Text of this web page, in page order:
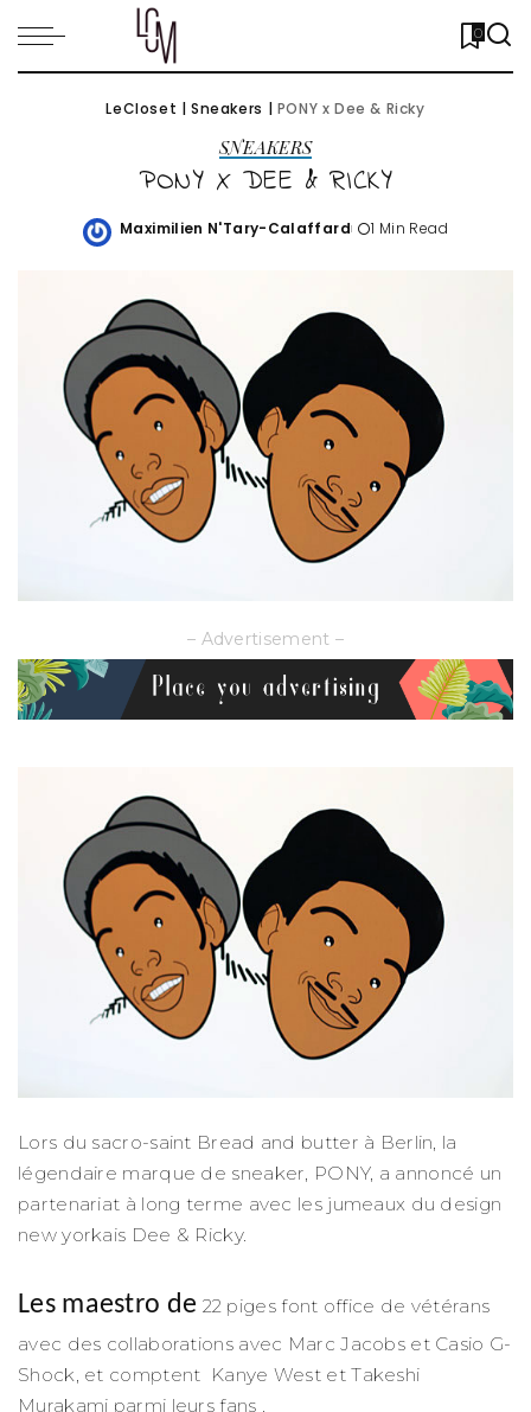
0
LeCloset |Sneakers | PONY x Dee & Ricky
SNEAKERS
PONY X DEE & RICKY
Posted
Maximilien N'Tary-Calaffard 1 Min Read
– Advertisement –
Lors du sacro-saint Bread and butter à Berlin, la
légendaire marque de sneaker, PONY, a annoncé un
partenariat à long terme avec les jumeaux du design
new yorkais Dee & Ricky.
Les maestro de 22 piges font office de vétérans
avec des collaborations avec Marc Jacobs et Casio G-
Shock, et comptent Kanye West et Takeshi
Murakami parmi leurs fans .